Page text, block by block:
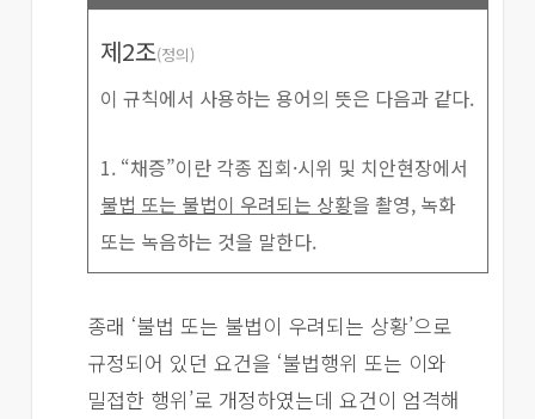
제2조(정의)
이 규칙에서 사용하는 용어의 뜻은 다음과 같다.
1. “채증”이란 각종 집회·시위 및 치안현장에서
불법 또는 불법이 우려되는 상황을 촬영, 녹화
또는 녹음하는 것을 말한다.
종래 ‘불법 또는 불법이 우려되는 상황’으로
규정되어 있던 요건을 ‘불법행위 또는 이와
밀접한 행위’로 개정하였는데 요건이 엄격해